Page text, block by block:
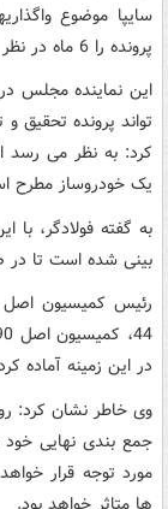
سایپا موضوع
پرونده را 6 ماه در نظر گرفته است.
تواند پرونده تحقیق
کرد: به نظر می رسد
یک خودروساز مطرح
به گفته فولادگر،
بینی شده است تا در صورت نیاز،
در این زمینه آماده
وی خاطر نشان کرد:
جمع بندی نهایی خود
مورد توجه قرار
ها متاثر خواهد بود.